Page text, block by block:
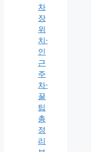
차
장
위
치·
인
근
주
차·
꿀
팁
총
정
리